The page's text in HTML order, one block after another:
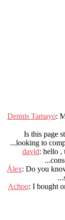
Dennis Tamayo:
Is this page
looking to
.
david: hello ,
.
Álex: Do you
Achoo: I bought